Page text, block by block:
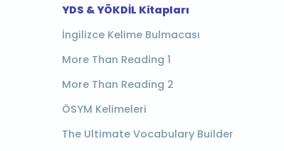
YDS & YÖKDİL Kitapları
İngilizce Kelime Bulmacası
More Than Reading 1
More Than Reading 2
ÖSYM Kelimeleri
The Ultimate Vocabulary Builder